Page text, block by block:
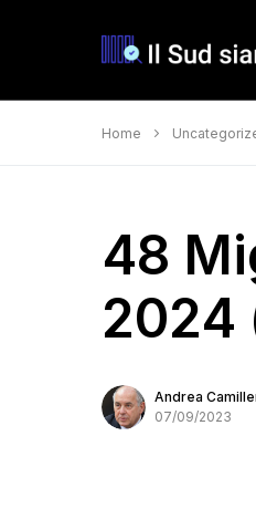
Home
48
2024
Andrea
07/09/2023